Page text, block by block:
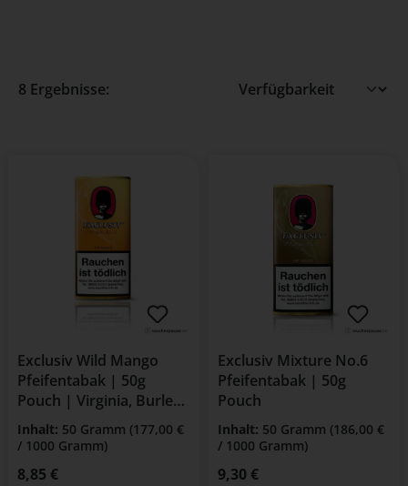
8 Ergebnisse:
Exclusiv Wild Mango
Pfeifentabak | 50g
Pouch | Virginia, Burley,
Cavendish
Inhalt: 50 Gramm (177,00 €
/ 1000 Gramm)
Regulärer Preis:
8,85 €
Exclusiv Mixture No.6
Pfeifentabak | 50g
Pouch
Inhalt: 50 Gramm (186,00 €
/ 1000 Gramm)
Regulärer Preis:
9,30 €